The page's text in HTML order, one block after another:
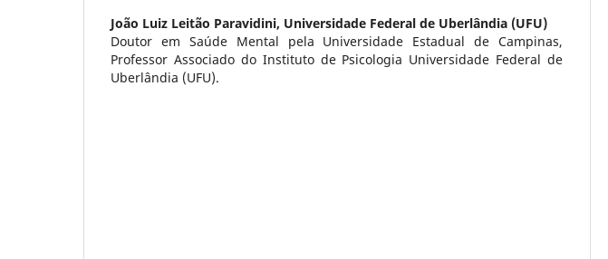
João Luiz Leitão Paravidini, Universidade Federal de Uberlândia (UFU)
Doutor em Saúde Mental pela Universidade Estadual de Campinas,
Professor Associado do Instituto de Psicologia Universidade Federal de
Uberlândia (UFU).